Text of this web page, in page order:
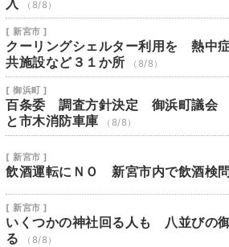
入
（8/8）
[ 新宮市 ]
クーリングシェルター利用を 熱中
共施設など３１か所
（8/8）
[ 御浜町 ]
百条委 調査方針決定 御浜町議会
と市木消防車庫
（8/8）
[ 新宮市 ]
飲酒運転にＮＯ 新宮市内で飲酒検問
[ 新宮市 ]
いくつかの神社回る人も 八並びの
る
（8/8）